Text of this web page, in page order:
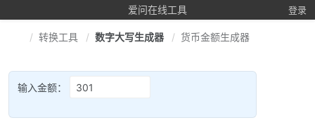
爱问在线工具 登录
转换工具 数字大写生成器 货币金额生成器
输入金额：